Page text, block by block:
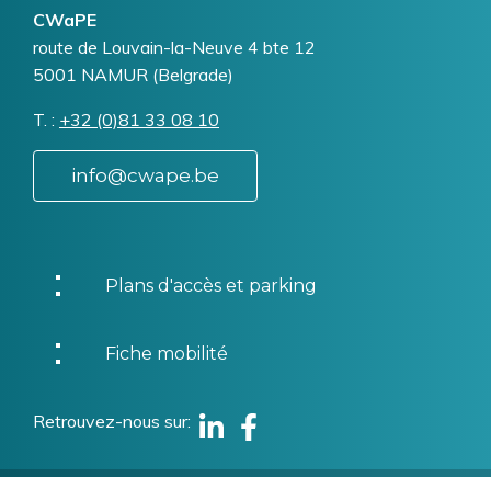
CWaPE
Addresse
route de Louvain-la-Neuve 4 bte 12
5001 NAMUR (Belgrade)
T. Téléphone
+32 (0)81 33 08 10
info@cwape.be
Plans d'accès et parking
Fiche mobilité
Retrouvez-nous sur
Linkedin
Facebook